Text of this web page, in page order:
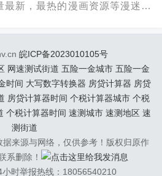
最新，最热的漫画资源等漫迷发
俱全，...
皖ICP备2023010105号
网速测试街道 五险一金城市 五险一金
时间 大写数字转换器 房贷计算器 房贷
房贷计算器时间 个税计算器城市 个税
个税计算器时间 速测城市 速测地区 速
测街道
来源与网络，仅供参考！版权归原作
系删除！
时举报热线：18056540210